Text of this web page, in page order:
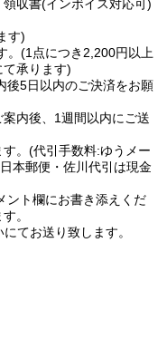
収書(インボイス対応可)
す)
。(1点につき2,200円以上
承ります)
後5日以内のご決済をお願
案内後、1週間以内にご送
す。(代引手数料:ゆうメー
本郵便・佐川代引は現金
ント欄にお書き添えくだ
。
てお送り致します。